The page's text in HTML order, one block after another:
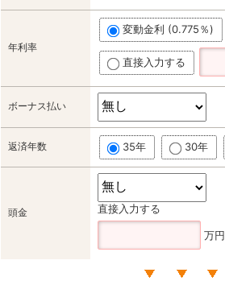
年利率
変動金利 (0.775％)
直接入力する
ボーナス払い
返済年数 35年 30年
頭金 直接入力する
万円